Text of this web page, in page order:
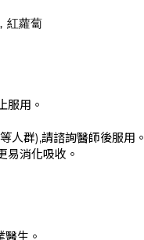
紅蘿蔔
服用。
人群),請諮詢醫師後服用。
易消化吸收。
生。